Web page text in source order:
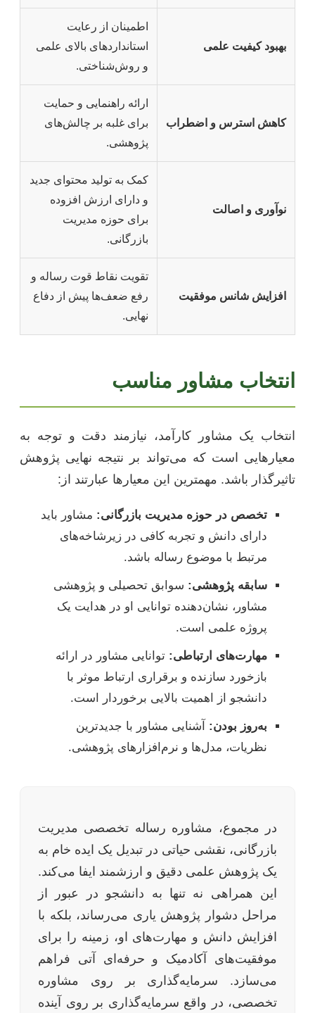
بهبود کیفیت علمی
اطمینان از رعایت
استانداردهای بالای علمی
و روش‌شناختی.
کاهش استرس و اضطراب
ارائه راهنمایی و حمایت
برای غلبه بر چالش‌های
پژوهشی.
نوآوری و اصالت
کمک به تولید محتوای جدید
و دارای ارزش افزوده
برای حوزه مدیریت
بازرگانی.
افزایش شانس موفقیت
تقویت نقاط قوت رساله و
رفع ضعف‌ها پیش از دفاع
نهایی.
انتخاب مشاور مناسب
انتخاب یک مشاور کارآمد، نیازمند دقت و توجه به
معیارهایی است که می‌تواند بر نتیجه نهایی پژوهش
تاثیرگذار باشد. مهمترین این معیارها عبارتند از:
تخصص در حوزه مدیریت بازرگانی: مشاور باید
دارای دانش و تجربه کافی در زیرشاخه‌های
مرتبط با موضوع رساله باشد.
سابقه پژوهشی: سوابق تحصیلی و پژوهشی
مشاور، نشان‌دهنده توانایی او در هدایت یک
پروژه علمی است.
مهارت‌های ارتباطی: توانایی مشاور در ارائه
بازخورد سازنده و برقراری ارتباط موثر با
دانشجو از اهمیت بالایی برخوردار است.
به‌روز بودن: آشنایی مشاور با جدیدترین
نظریات، مدل‌ها و نرم‌افزارهای پژوهشی.
در مجموع، مشاوره رساله تخصصی مدیریت
بازرگانی، نقشی حیاتی در تبدیل یک ایده خام به
یک پژوهش علمی دقیق و ارزشمند ایفا می‌کند.
این همراهی نه تنها به دانشجو در عبور از
مراحل دشوار پژوهش یاری می‌رساند، بلکه با
افزایش دانش و مهارت‌های او، زمینه را برای
موفقیت‌های آکادمیک و حرفه‌ای آتی فراهم
می‌سازد. سرمایه‌گذاری بر روی مشاوره
تخصصی، در واقع سرمایه‌گذاری بر روی آینده